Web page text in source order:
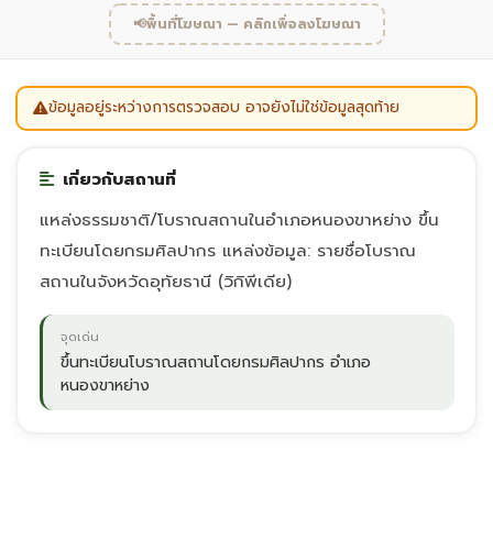
📢พื้นที่โฆษณา — คลิกเพื่อลงโฆษณา
ข้อมูลอยู่ระหว่างการตรวจสอบ อาจยังไม่ใช่ข้อมูลสุดท้าย
เกี่ยวกับสถานที่
แหล่งธรรมชาติ/โบราณสถานในอำเภอหนองขาหย่าง ขึ้น
ทะเบียนโดยกรมศิลปากร แหล่งข้อมูล: รายชื่อโบราณ
สถานในจังหวัดอุทัยธานี (วิกิพีเดีย)
จุดเด่น
ขึ้นทะเบียนโบราณสถานโดยกรมศิลปากร อำเภอ
หนองขาหย่าง